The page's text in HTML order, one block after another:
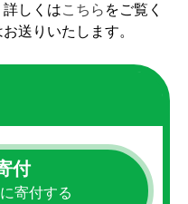
しくはこちら をご覧く
送りいたします。
付
寄付する